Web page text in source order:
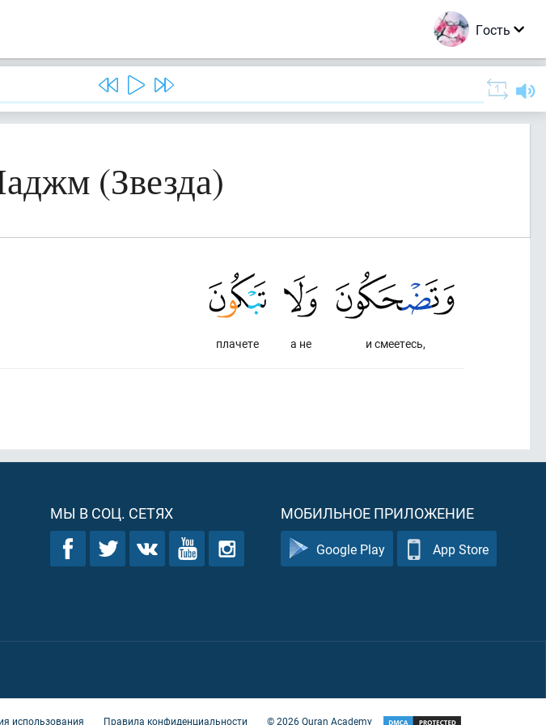
Гость
(Звезда)
и смеетесь,
а не
плачете
МЫ В СОЦ. СЕТЯХ МОБИЛЬНОЕ ПРИЛОЖЕНИЕ
Google Play App Store
использования Правила конфиденциальности ©2026Quran Academy